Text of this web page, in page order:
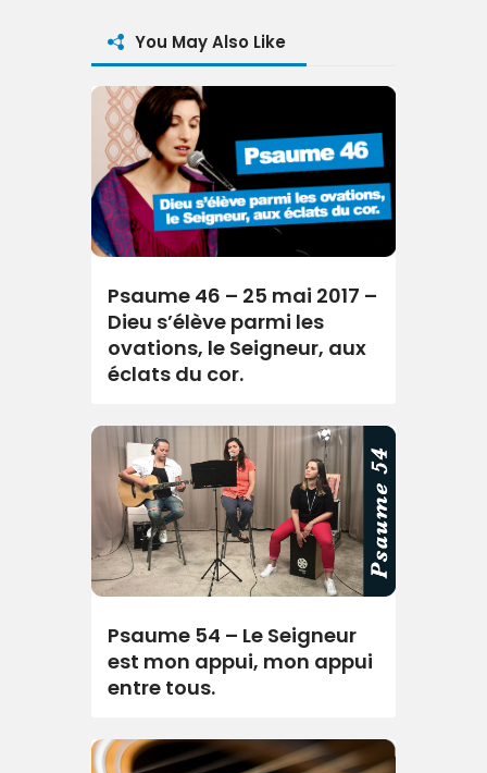
You May Also Like
Psaume 46 – 25 mai 2017 –
Dieu s’élève parmi les
ovations, le Seigneur, aux
éclats du cor.
Psaume 54 – Le Seigneur
est mon appui, mon appui
entre tous.